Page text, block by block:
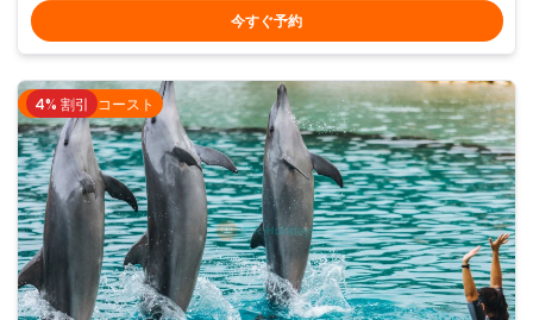
今すぐ予約
ゴールドコースト
4% 割引